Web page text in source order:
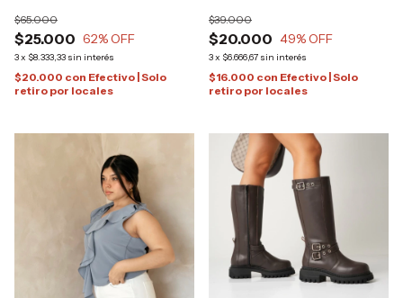
$25.000
$65.000
62% OFF
3x $8.333,33 sin interés
$20.000 con Efectivo | Solo
retiro por locales
$20.000
$39.000
49% OFF
3x $6.666,67 sin interés
$16.000 con Efectivo | Solo
retiro por locales